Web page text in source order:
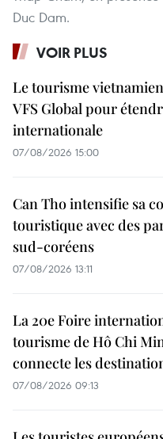
Duc Dam.
VOIR PLUS
Le tourisme vietnamien
VFS Global pour
internationale
07/08/2026 15:00
Can Tho intensifie sa
touristique avec des
sud-coréens
07/08/2026 13:11
La 20e Foire
tourisme de Hô Chi
connecte les
07/08/2026 09:13